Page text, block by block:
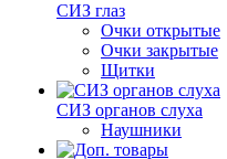
СИЗ глаз
Очки открытые
Очки закрытые
Щитки
СИЗ органов слуха
Наушники